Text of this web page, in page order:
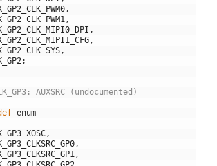
,
,
,
,
,
;
AUXSRC (undocumented)
enum
,
,
,